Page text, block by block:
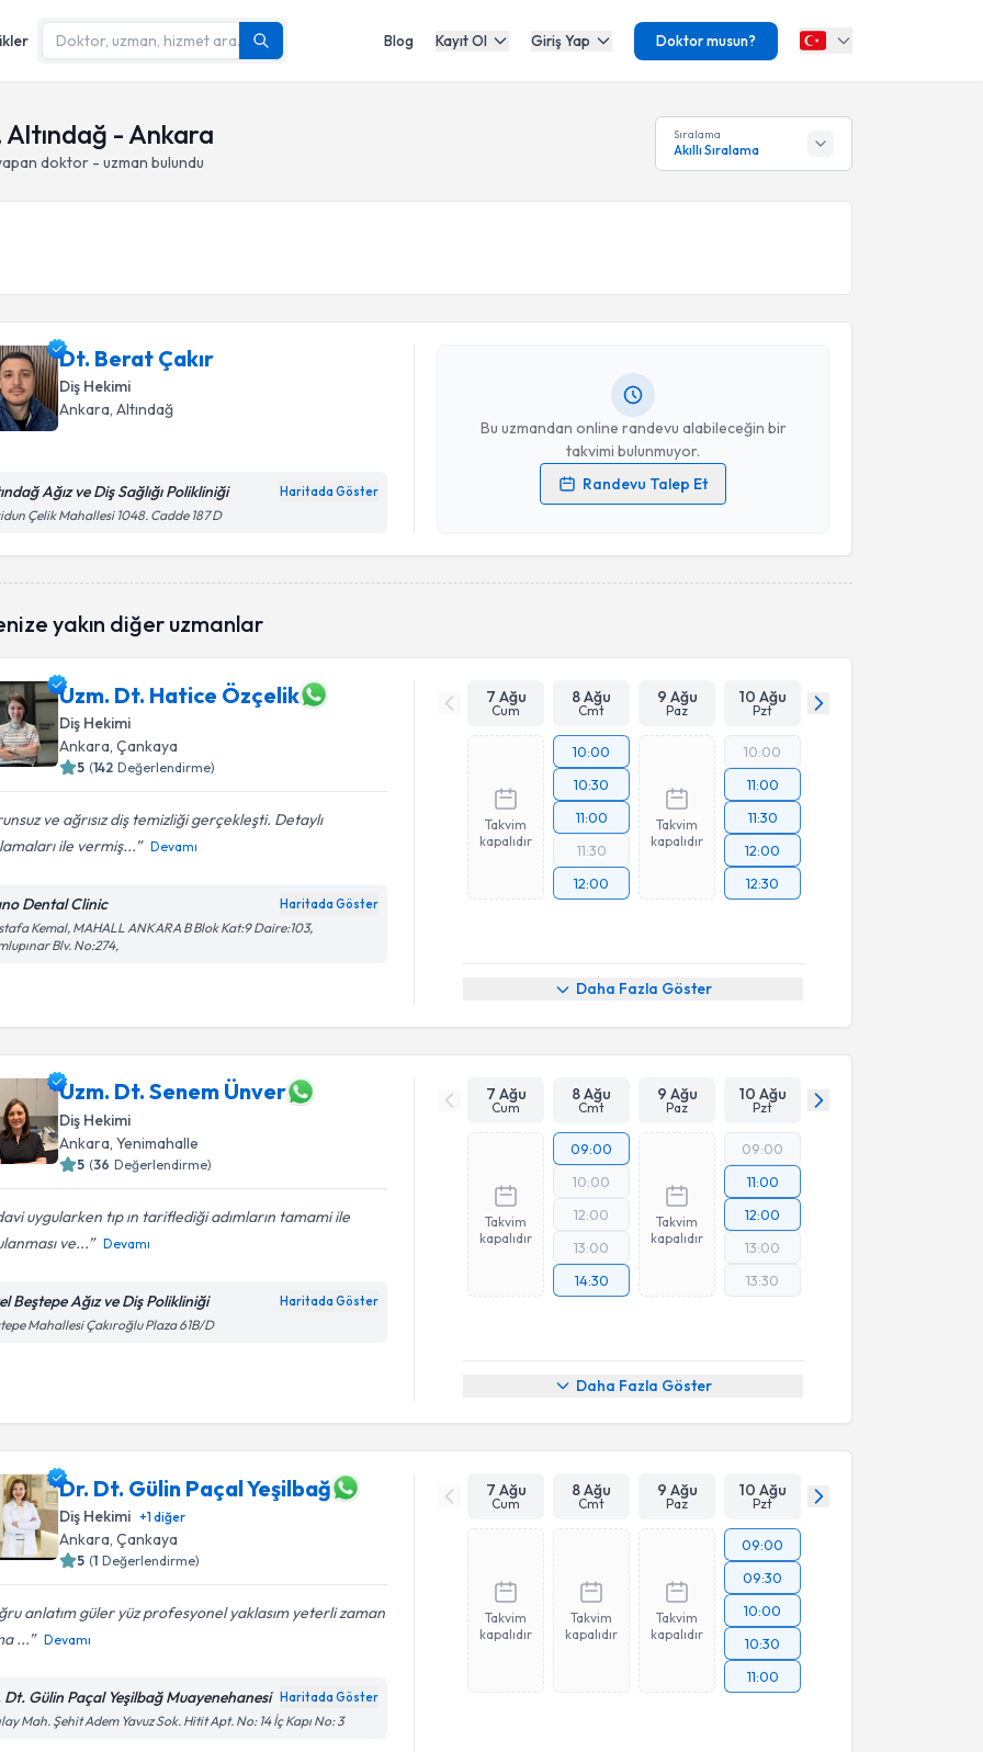
Blog Kayıt Ol Giriş Yap Doktor musun?
- Ankara
doktor - uzman bulundu
Sıralama
Akıllı Sıralama
Dt. Berat Çakır
Diş Hekimi
Ankara, Altındağ
Ağız ve Diş Sağlığı Polikliniği Haritada Göster
Çelik Mahallesi 1048. Cadde 187 D
Bu uzmandan online randevu alabileceğin bir
takvimi bulunmuyor.
Randevu Talep Et
Kişisel verilerimin işlenmesine ilişkinAydınlatma Metni
işlenmesini kabul ediyorum.
yakın diğer uzmanlar
Uzm. Dt. Hatice Özçelik
Diş Hekimi
Ankara, Çankaya
5 (142 Değerlendirme)
ve ağrısız diş temizliği gerçekleşti. Detaylı
ile vermiş...
Devamı
Dental Clinic Haritada Göster
Kemal, MAHALL ANKARA B Blok Kat:9 Daire:103,
Blv. No:274,
7 Ağu
Cum
8 Ağu
Cmt
9 Ağu
Paz
10 Ağu
Pzt
Takvim
kapalıdır
10:00
10:30
11:00
11:30
12:00
Takvim
kapalıdır
10:00
11:00
11:30
12:00
12:30
Daha Fazla Göster
Uzm. Dt. Senem Ünver
Diş Hekimi
Ankara , Yenimahalle
5 (36 Değerlendirme)
uygularken tıp ın tariflediği adımların tamami ile
ve...
Devamı
Beştepe Ağız ve Diş Polikliniği Haritada Göster
Mahallesi Çakıroğlu Plaza 61B/D
7 Ağu
Cum
8 Ağu
Cmt
9 Ağu
Paz
10 Ağu
Pzt
Takvim
kapalıdır
09:00
10:00
12:00
13:00
14:30
Takvim
kapalıdır
09:00
11:00
12:00
13:00
13:30
Daha Fazla Göster
Dr. Dt. Gülin Paçal Yeşilbağ
Diş Hekimi +1diğer
Ankara, Çankaya
5 (1 Değerlendirme)
anlatım güler yüz profesyonel yaklasım yeterli zaman
...
Devamı
Dt. Gülin Paçal Yeşilbağ Muayenehanesi Haritada Göster
Mah. Şehit Adem Yavuz Sok. Hitit Apt. No: 14 İç Kapı No: 3
7 Ağu
Cum
8 Ağu
Cmt
9 Ağu
Paz
10 Ağu
Pzt
Takvim
kapalıdır
Takvim
kapalıdır
Takvim
kapalıdır
09:00
09:30
10:00
10:30
11:00